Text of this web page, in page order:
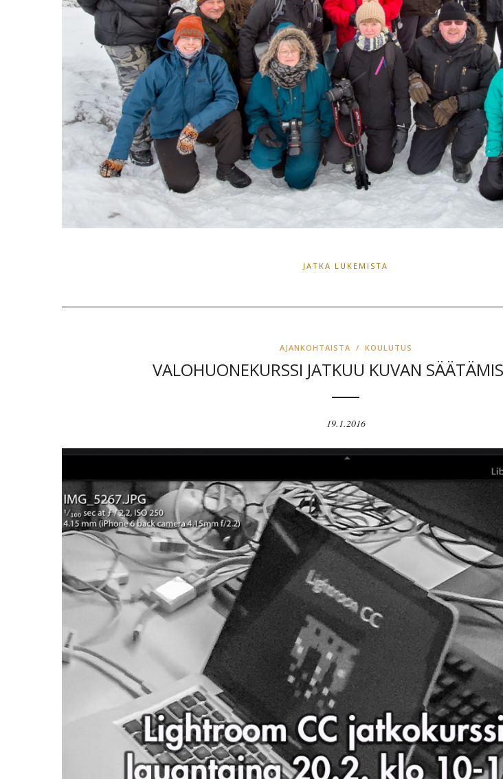
JATKA LUKEMISTA
AJANKOHTAISTA / KOULUTUS
VALOHUONEKURSSI JATKUU KUVAN
19.1.2016